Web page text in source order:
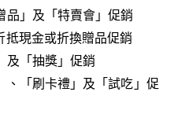
品」及「特賣會」促銷
抵現金或折換贈品促銷
及「抽獎」促銷
、「刷卡禮」及「試吃」促